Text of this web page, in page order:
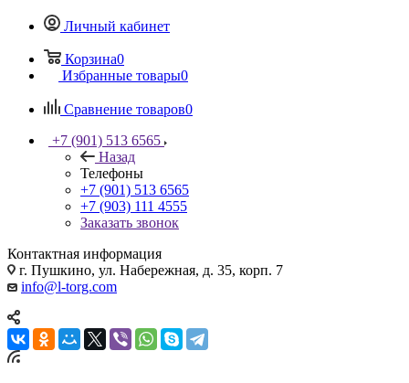
Личный кабинет
Корзина0
Избранные товары0
Сравнение товаров0
+7 (901) 513 6565
Назад
Телефоны
+7 (901) 513 6565
+7 (903) 111 4555
Заказать звонок
Контактная информация
г. Пушкино, ул. Набережная, д. 35, корп. 7
info@l-torg.com